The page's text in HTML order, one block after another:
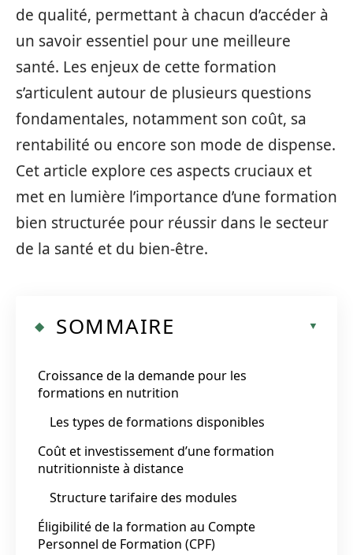
de qualité, permettant à chacun d’accéder à
un savoir essentiel pour une meilleure
santé. Les enjeux de cette formation
s’articulent autour de plusieurs questions
fondamentales, notamment son coût, sa
rentabilité ou encore son mode de dispense.
Cet article explore ces aspects cruciaux et
met en lumière l’importance d’une formation
bien structurée pour réussir dans le secteur
de la santé et du bien-être.
SOMMAIRE
Croissance de la demande pour les
formations en nutrition
Les types de formations disponibles
Coût et investissement d’une formation
nutritionniste à distance
Structure tarifaire des modules
Éligibilité de la formation au Compte
Personnel de Formation (CPF)